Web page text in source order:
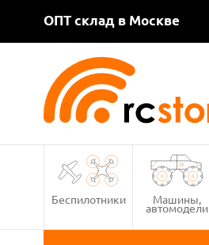
ОПТ склад в Москве
Беспилотники Машины,
автомодели